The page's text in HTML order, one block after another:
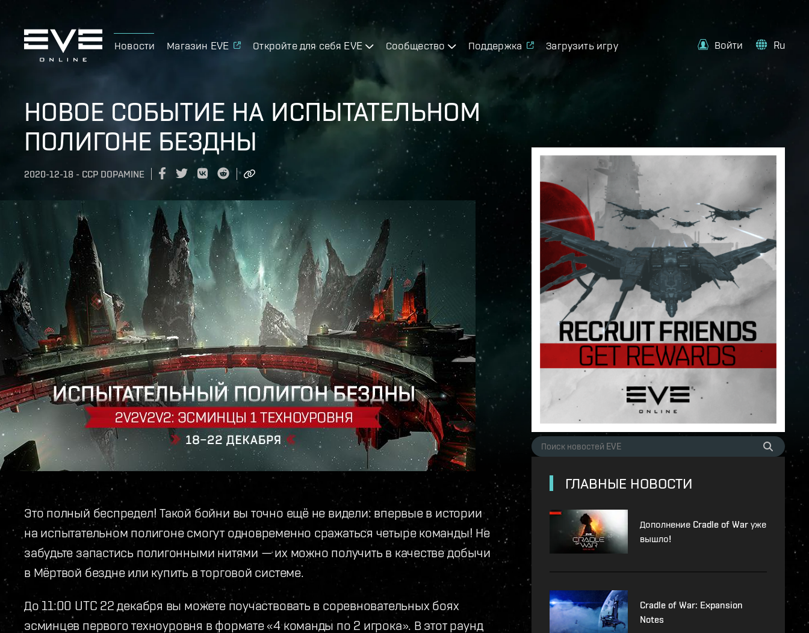
Новости Магазин EVE Откройте для себя EVE Сообщество Поддержка Загрузить игру Войти Ru
НОВОЕ СОБЫТИЕ НА ИСПЫТАТЕЛЬНОМ
ПОЛИГОНЕ БЕЗДНЫ
2020-12-18 - CCP DOPAMINE
Это полный беспредел! Такой бойни вы точно ещё не видели: впервые в истории
на испытательном полигоне смогут одновременно сражаться четыре команды! Не
забудьте запастись полигонными нитями — их можно получить в качестве добычи
в Мёртвой бездне или купить в торговой системе.
До 11:00 UTC 22 декабря вы можете поучаствовать в соревновательных боях
эсминцев первого техноуровня в формате «4 команды по 2 игрока». В этот раунд
ГЛАВНЫЕ НОВОСТИ
Дополнение Cradle of War уже
вышло!
Cradle of War: Expansion
Notes